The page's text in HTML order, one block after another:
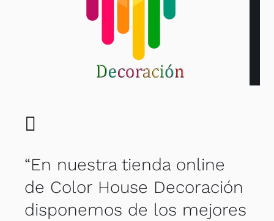
“En nuestra tienda online
de Color House Decoración
disponemos de los mejores